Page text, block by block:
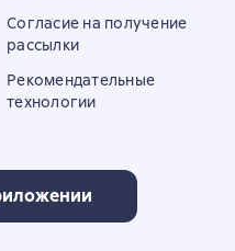
Согласие на получение
рассылки
Рекомендательные
технологии